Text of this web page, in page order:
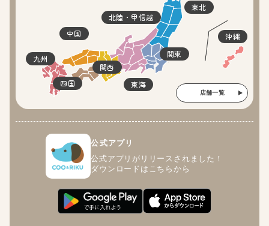
東北
関東
北陸・甲信越
東海
関西
四国
中国
九州
沖縄
店舗一覧
公式アプリ
公式アプリがリリースされました！
ダウンロードはこちらから